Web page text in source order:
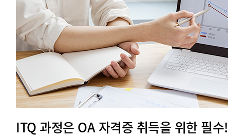
ITQ 과정은 OA 자격증 취득을 위한 필수!